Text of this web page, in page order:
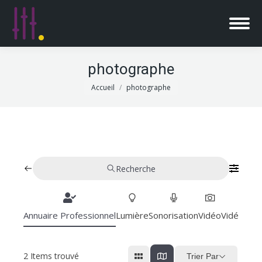
photographe
Vous êtes ici :
Accueil photographe
Recherche
Annuaire ProfessionnelLumièreSonorisationVidéo
2 Items trouvé Trier Par